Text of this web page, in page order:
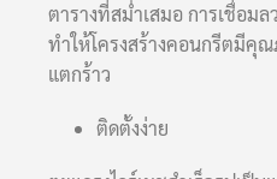
ตารางที่สม่ำเสมอ การเชื่อม
ทำให้โครงสร้างคอนกรีตมีคุ
แตกร้าว
ติดตั้งง่าย